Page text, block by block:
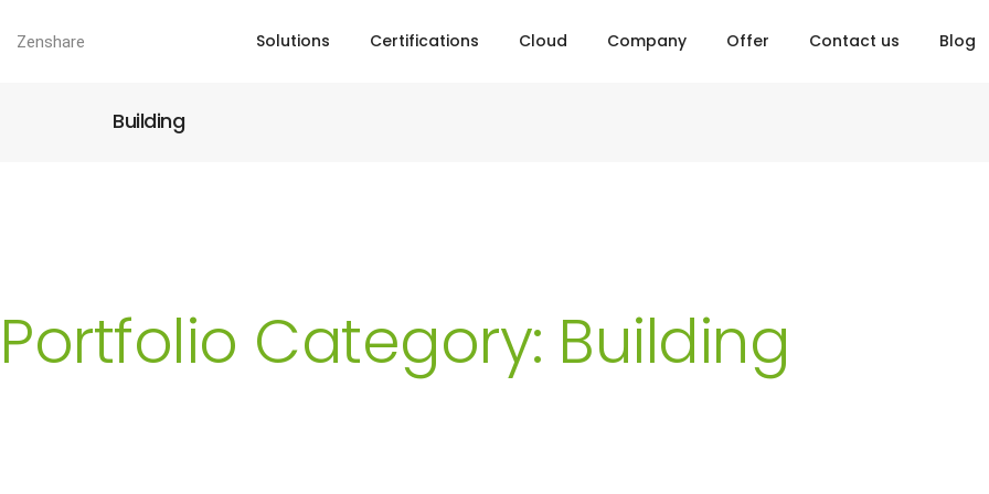
Zenshare Solutions Certifications Cloud Company Offer Contact us Blog
Building
Portfolio Category: Building